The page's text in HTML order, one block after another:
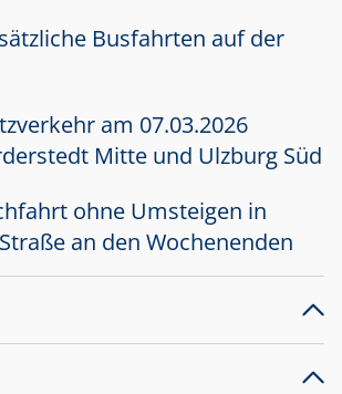
Busfahrten auf der
am 07.03.2026
Mitte und Ulzburg Süd
ohne Umsteigen in
an den Wochenenden
der Bauarbeiten am